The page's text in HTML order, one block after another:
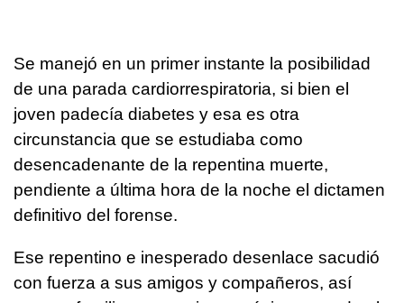
Se manejó en un primer instante la posibilidad
de una parada cardiorrespiratoria, si bien el
joven padecía diabetes y esa es otra
circunstancia que se estudiaba como
desencadenante de la repentina muerte,
pendiente a última hora de la noche el dictamen
definitivo del forense.
Ese repentino e inesperado desenlace sacudió
con fuerza a sus amigos y compañeros, así